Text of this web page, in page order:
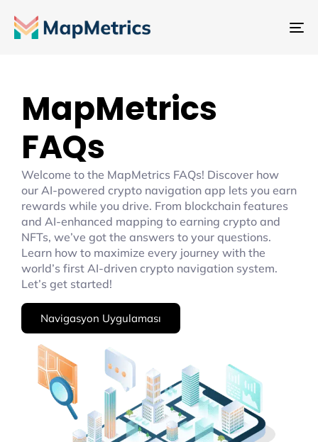
MapMetrics
FAQs
Welcome to the MapMetrics FAQs! Discover how
our AI-powered crypto navigation app lets you earn
rewards while you drive. From blockchain features
and AI-enhanced mapping to earning crypto and
NFTs, we’ve got the answers to your questions.
Learn how to maximize every journey with the
world’s first AI-driven crypto navigation system.
Let’s get started!
Navigasyon Uygulaması